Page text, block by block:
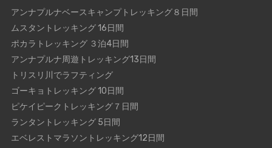
アンナプルナベースキャンプトレッキング８日間
ムスタントレッキング 16日間
ポカラトレッキング ３泊4日間
アンナプルナ周遊トレッキング13日間
トリスリ川でラフティング
ゴーキョトレッキング 10日間
ピケイピークトレッキング７日間
ランタントレッキング 5日間
エベレストマラソントレッキング12日間